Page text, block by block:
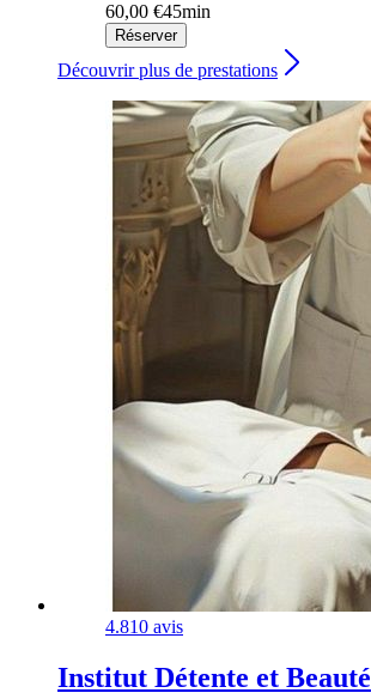
60,00 €45min
Réserver
Découvrir plus de prestations
4.810 avis
Institut Détente et Beauté